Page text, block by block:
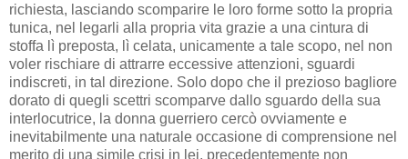
richiesta, lasciando scomparire le loro forme sotto la propria
tunica, nel legarli alla propria vita grazie a una cintura di
stoffa lì preposta, lì celata, unicamente a tale scopo, nel non
voler rischiare di attrarre eccessive attenzioni, sguardi
indiscreti, in tal direzione. Solo dopo che il prezioso bagliore
dorato di quegli scettri scomparve dallo sguardo della sua
interlocutrice, la donna guerriero cercò ovviamente e
inevitabilmente una naturale occasione di comprensione nel
merito di una simile crisi in lei, precedentemente non